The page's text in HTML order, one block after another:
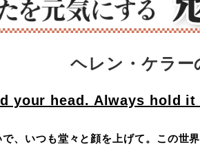
ヘレン・ケラー
your head. Always hold
、いつも堂々と顔を上げて。この世界